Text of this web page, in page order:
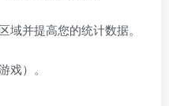
域并提高您的统计数据。
戏）。